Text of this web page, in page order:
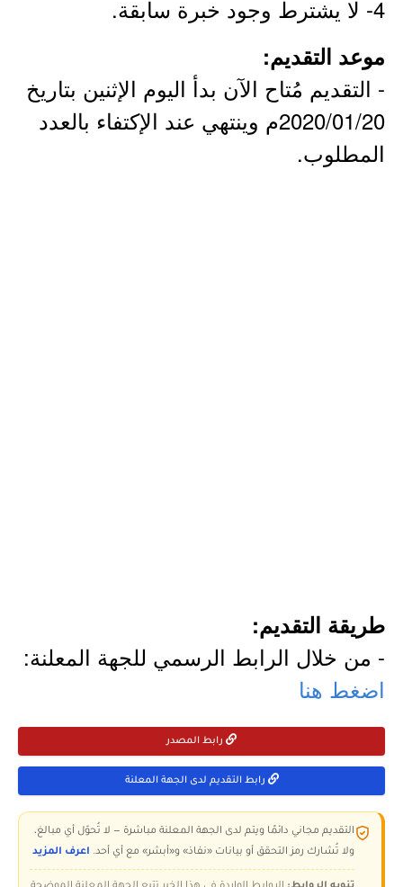
4- لا يشترط وجود خبرة سابقة.
موعد التقديم:
- التقديم مُتاح الآن بدأ اليوم الإثنين بتاريخ
2020/01/20م وينتهي عند الإكتفاء بالعدد
المطلوب.
طريقة التقديم:
- من خلال الرابط الرسمي للجهة المعلنة:
اضغط هنا
رابط المصدر
رابط التقديم لدى الجهة المعلنة
التقديم مجاني دائمًا ويتم لدى الجهة المعلنة مباشرة — لا تُحوّل أي مبالغ،
ولا تُشارك رمز التحقق أو بيانات «نفاذ» و«أبشر» مع أي أحد. اعرف المزيد